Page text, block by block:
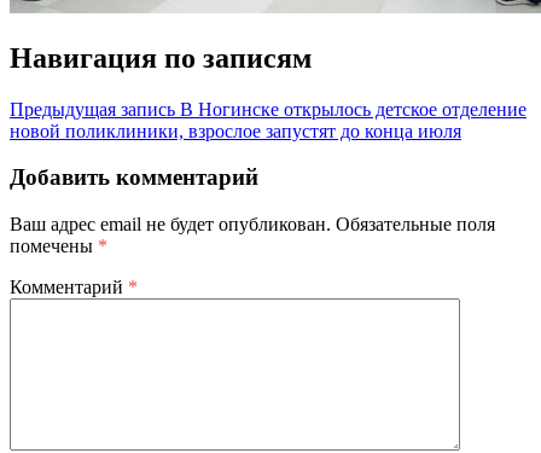
Навигация по записям
Предыдущая запись В Ногинске открылось детское отделение
новой поликлиники, взрослое запустят до конца июля
Добавить комментарий
Ваш адрес email не будет опубликован. Обязательные поля
помечены *
Комментарий *